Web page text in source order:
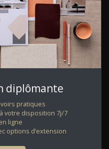
diplômante
pratiques
votre disposition 7j/7
ligne
options d’extension